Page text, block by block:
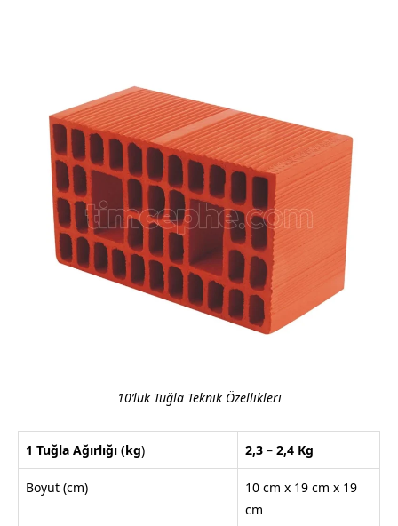
10’luk Tuğla Teknik Özellikleri
1 Tuğla Ağırlığı (kg) 2,3 – 2,4 Kg
Boyut (cm)
10 cm x 19 cm x 19
cm